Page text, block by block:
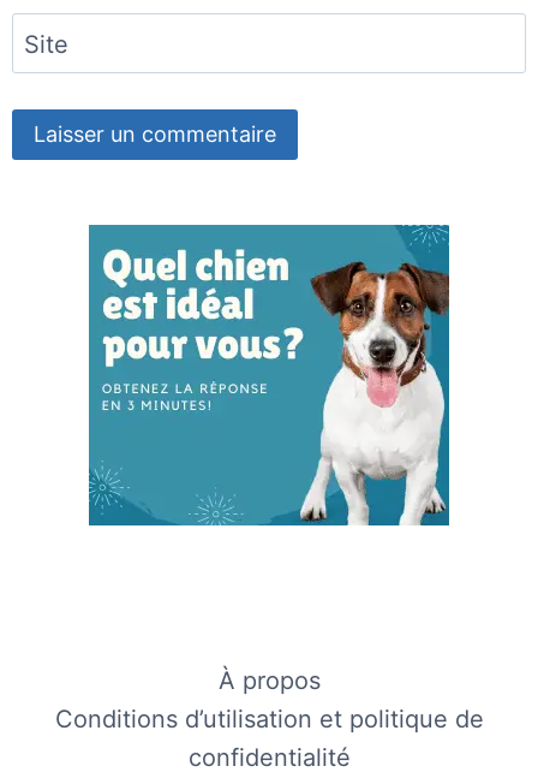
Site
À propos
Conditions d’utilisation et politique de
confidentialité